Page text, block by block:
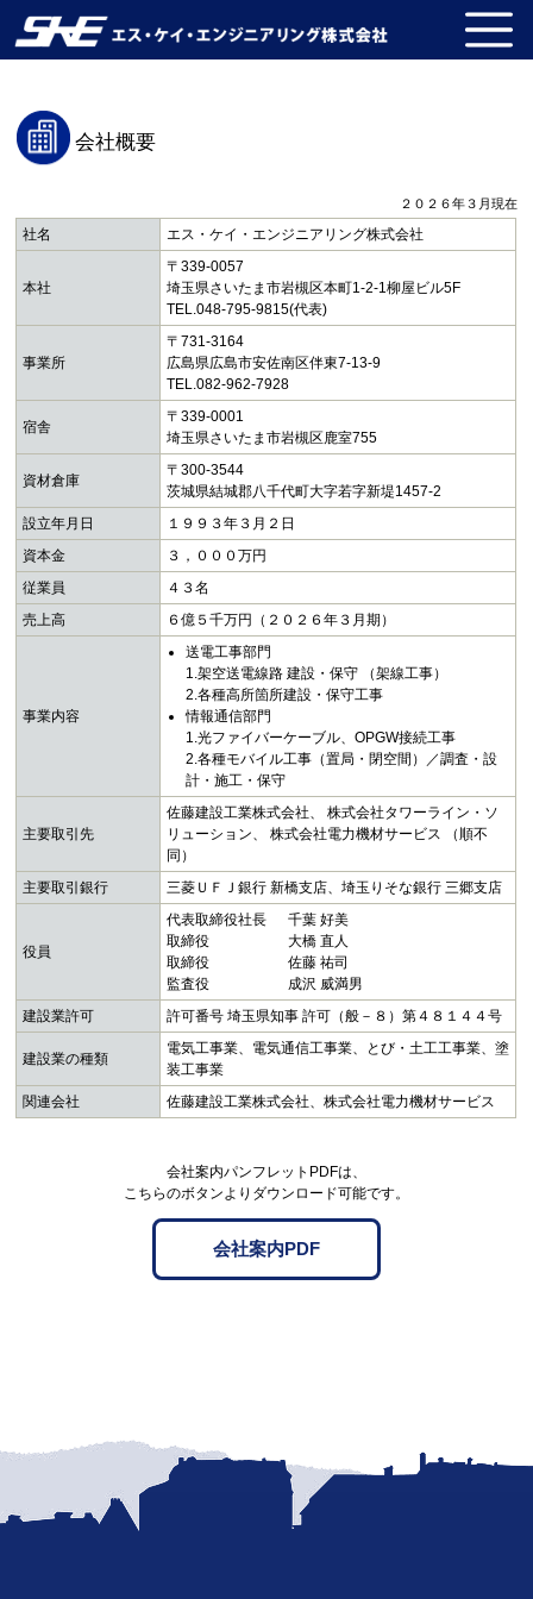
会社概要
２０２６年３月現在
社名 エス・ケイ・エンジニアリング株式会社
本社
〒339-0057
埼玉県さいたま市岩槻区本町1-2-1柳屋ビル5F
TEL.048-795-9815(代表)
事業所
〒731-3164
広島県広島市安佐南区伴東7-13-9
TEL.082-962-7928
宿舎
〒339-0001
埼玉県さいたま市岩槻区鹿室755
資材倉庫
〒300-3544
茨城県結城郡八千代町大字若字新堤1457-2
設立年月日
１９９３年３月２日
資本金
３，０００万円
従業員
４３名
売上高
６億５千万円（２０２６年３月期）
事業内容
送電工事部門
1.架空送電線路 建設・保守 （架線工事）
2.各種高所箇所建設・保守工事
情報通信部門
1.光ファイバーケーブル、OPGW接続工事
2.各種モバイル工事（置局・閉空間）／調査・設
計・施工・保守
主要取引先
佐藤建設工業株式会社、 株式会社タワーライン・ソ
リューション、 株式会社電力機材サービス （順不
同）
主要取引銀行
三菱ＵＦＪ銀行 新橋支店、埼玉りそな銀行 三郷支店
役員
代表取締役社長
千葉 好美
取締役
大橋 直人
取締役
佐藤 祐司
監査役
成沢 威満男
建設業許可
許可番号 埼玉県知事 許可（般－８）第４８１４４号
建設業の種類
電気工事業、電気通信工事業、とび・土工工事業、塗
装工事業
関連会社
佐藤建設工業株式会社、株式会社電力機材サービス
会社案内パンフレットPDFは、
こちらのボタンよりダウンロード可能です。
会社案内PDF